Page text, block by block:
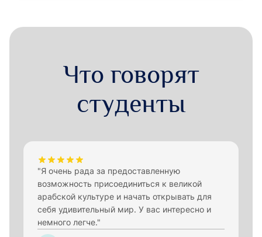
Что говорят
студенты
"Я очень рада за предоставленную
возможность присоединиться к великой
арабской культуре и начать открывать для
себя удивительный мир. У вас интересно и
немного легче."